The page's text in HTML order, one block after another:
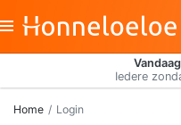
Iedere
Home Login